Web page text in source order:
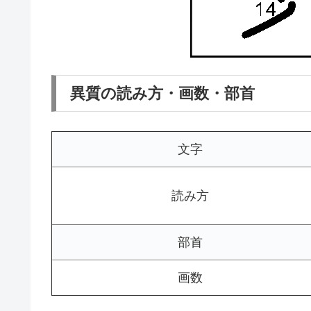
異質の読み方・画数・部首
文字
読み方
部首
画数